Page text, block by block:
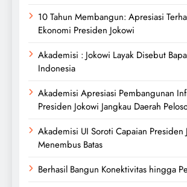
10 Tahun Membangun: Apresiasi
Ekonomi Presiden Jokowi
Akademisi : Jokowi Layak Disebut
Indonesia
Akademisi Apresiasi Pembangunan
Presiden Jokowi Jangkau Daerah
Akademisi UI Soroti Capaian Presiden
Menembus Batas
Berhasil Bangun Konektivitas hingga